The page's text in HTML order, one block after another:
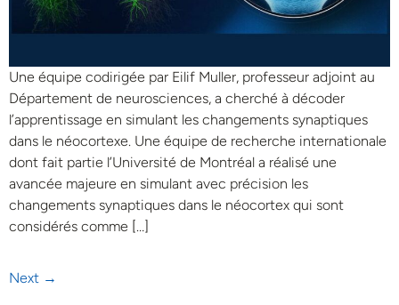
Une équipe codirigée par Eilif Muller, professeur adjoint au
Département de neurosciences, a cherché à décoder
l’apprentissage en simulant les changements synaptiques
dans le néocortexe. Une équipe de recherche internationale
dont fait partie l’Université de Montréal a réalisé une
avancée majeure en simulant avec précision les
changements synaptiques dans le néocortex qui sont
considérés comme […]
Next →